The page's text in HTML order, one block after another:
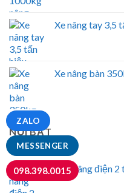
MESSENGER
ZALO
098.398.0015
Xe nâng tay 3,5
Xe nâng bàn
NỔI BẬT
Bàn nâng điện